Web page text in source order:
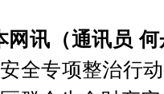
网讯（通讯员
全专项整治行